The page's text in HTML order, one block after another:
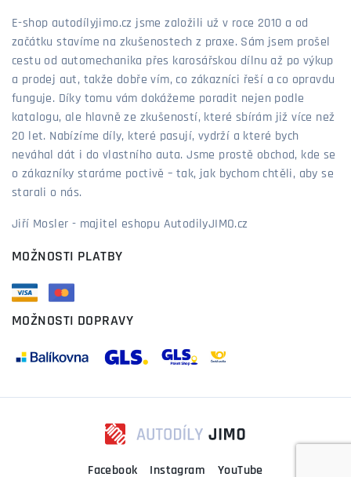
E-shop autodílyjimo.cz jsme založili už v roce 2010 a od
začátku stavíme na zkušenostech z praxe. Sám jsem prošel
cestu od automechanika přes karosářskou dílnu až po výkup
a prodej aut, takže dobře vím, co zákazníci řeší a co opravdu
funguje. Díky tomu vám dokážeme poradit nejen podle
katalogu, ale hlavně ze zkušeností, které sbírám již více než
20 let. Nabízíme díly, které pasují, vydrží a které bych
neváhal dát i do vlastního auta. Jsme prostě obchod, kde se
o zákazníky staráme poctivě – tak, jak bychom chtěli, aby se
starali o nás.
Jiří Mosler - majitel eshopu AutodilyJIMO.cz
MOŽNOSTI PLATBY
MOŽNOSTI DOPRAVY
Facebook Instagram YouTube